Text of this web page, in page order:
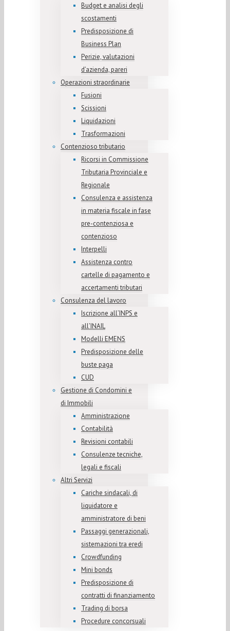
Budget e analisi degli
scostamenti
Predisposizione di
Business Plan
Perizie, valutazioni
d’azienda, pareri
Operazioni straordinarie
Fusioni
Scissioni
Liquidazioni
Trasformazioni
Contenzioso tributario
Ricorsi in Commissione
Tributaria Provinciale e
Regionale
Consulenza e assistenza
in materia fiscale in fase
pre-contenziosa e
contenzioso
Interpelli
Assistenza contro
cartelle di pagamento e
accertamenti tributari
Consulenza del lavoro
Iscrizione all’INPS e
all’INAIL
Modelli EMENS
Predisposizione delle
buste paga
CUD
Gestione di Condomini e
di Immobili
Amministrazione
Contabilità
Revisioni contabili
Consulenze tecniche,
legali e fiscali
Altri Servizi
Cariche sindacali, di
liquidatore e
amministratore di beni
Passaggi generazionali,
sistemazioni tra eredi
Crowdfunding
Mini bonds
Predisposizione di
contratti di finanziamento
Trading di borsa
Procedure concorsuali